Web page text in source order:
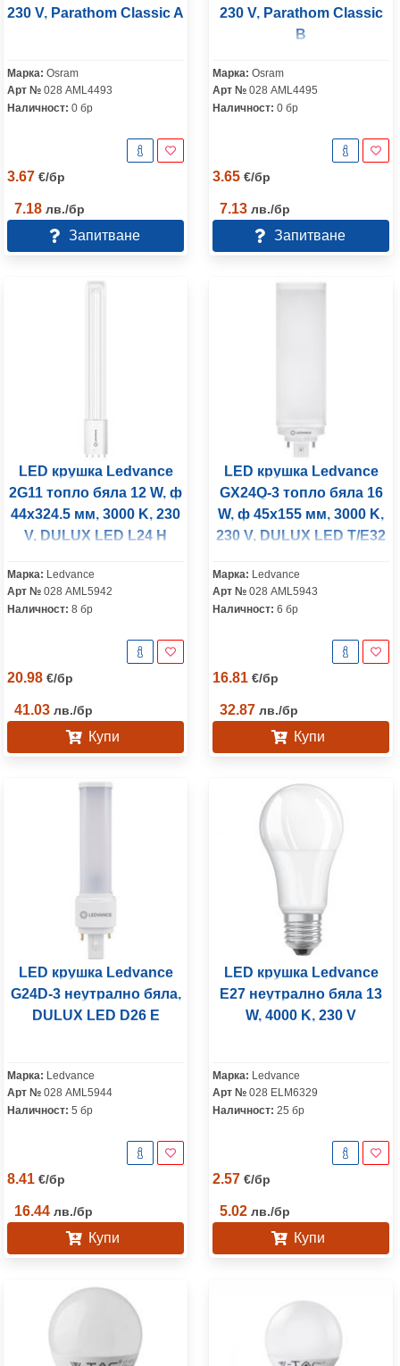
230 V, Parathom Classic A
Марка: Osram
Арт № 028 AML4493
Наличност: 0 бр
3.67 €/бр
7.18 лв./бр
Запитване
230 V, Parathom Classic
B
Марка: Osram
Арт № 028 AML4495
Наличност: 0 бр
3.65 €/бр
7.13 лв./бр
Запитване
LED крушка Ledvance
2G11 топло бяла 12 W, ф
44х324.5 мм, 3000 K, 230
V, DULUX LED L24 H
Марка: Ledvance
Арт № 028 AML5942
Наличност: 8 бр
20.98 €/бр
41.03 лв./бр
Купи
LED крушка Ledvance
GX24Q-3 топло бяла 16
W, ф 45х155 мм, 3000 K,
230 V, DULUX LED T/E32
Марка: Ledvance
Арт № 028 AML5943
Наличност: 6 бр
16.81 €/бр
32.87 лв./бр
Купи
LED крушка Ledvance
G24D-3 неутрално бяла,
DULUX LED D26 E
Марка: Ledvance
Арт № 028 AML5944
Наличност: 5 бр
8.41 €/бр
16.44 лв./бр
Купи
LED крушка Ledvance
E27 неутрално бяла 13
W, 4000 K, 230 V
Марка: Ledvance
Арт № 028 ELM6329
Наличност: 25 бр
2.57 €/бр
5.02 лв./бр
Купи